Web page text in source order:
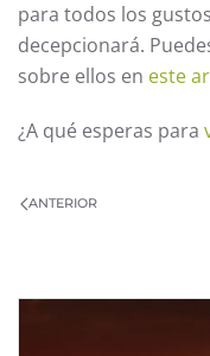
para todos los
decepcionará.
sobre ellos en este
¿A qué esperas para
ANTERIOR